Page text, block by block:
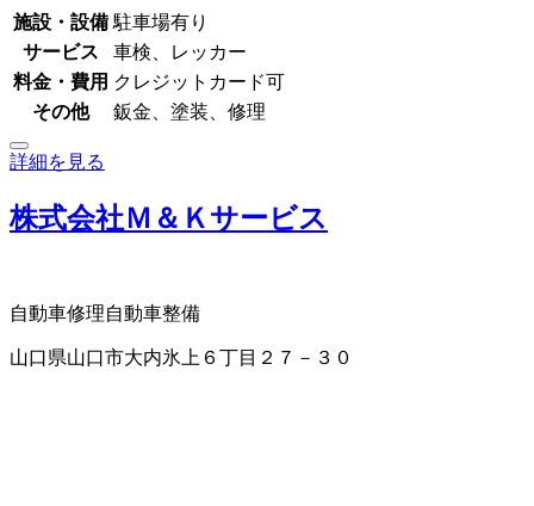
施設・設備 駐車場有り
サービス
車検、レッカー
料金・費用 クレジットカード可
その他
鈑金、塗装、修理
詳細を見る
株式会社Ｍ＆Ｋサービス
自動車修理自動車整備
山口県山口市大内氷上６丁目２７－３０